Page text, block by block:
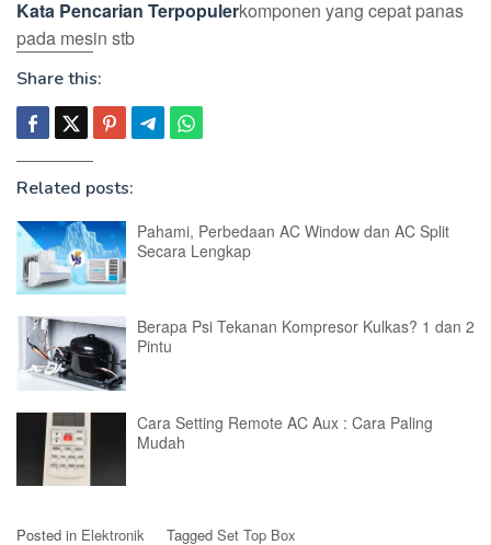
Kata Pencarian Terpopulerkomponen yang cepat panas
pada mesin stb
Share this:
Related posts:
Pahami, Perbedaan AC Window dan AC Split
Secara Lengkap
Berapa Psi Tekanan Kompresor Kulkas? 1 dan 2
Pintu
Cara Setting Remote AC Aux : Cara Paling
Mudah
Posted in Elektronik Tagged Set Top Box